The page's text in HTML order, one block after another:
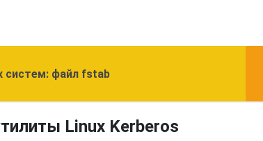
систем: файл fstab
Linux Kerberos